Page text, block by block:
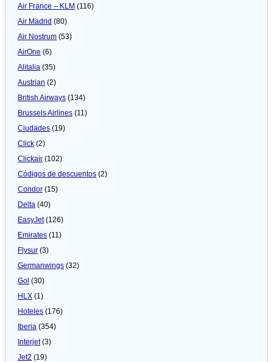
Air France – KLM (116)
Air Madrid (80)
Air Nostrum (53)
AirOne (6)
Alitalia (35)
Austrian (2)
British Airways (134)
Brussels Airlines (11)
Ciudades (19)
Click (2)
Clickair (102)
Códigos de descuentos (2)
Condor (15)
Delta (40)
EasyJet(126)
Emirates (11)
Flysur (3)
Germanwings (32)
Gol (30)
HLX (1)
Hoteles (176)
Iberia (354)
Interjet(3)
Jet2 (19)